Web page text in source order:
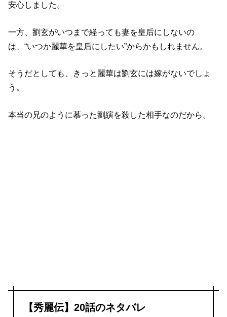
安心しました。
一方、劉玄がいつまで経っても妻を皇后にしないの
は、“いつか麗華を皇后にしたい”からかもしれません。
そうだとしても、きっと麗華は劉玄には嫁がないでしょ
う。
本当の兄のように慕った劉縯を殺した相手なのだから。
【秀麗伝】20話のネタバレ